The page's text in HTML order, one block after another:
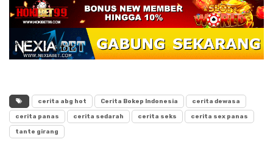
cerita abg hot Cerita Bokep Indonesia cerita dewasa
cerita panas cerita sedarah cerita seks cerita sex panas
tante girang